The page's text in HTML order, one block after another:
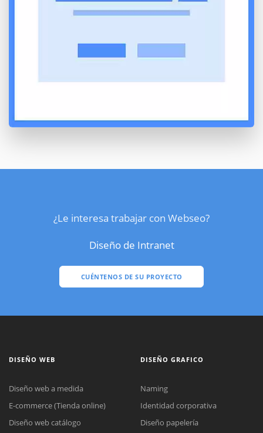
¿Le interesa trabajar con Webseo?
Diseño de Intranet
CUÉNTENOS DE SU PROYECTO
DISEÑO WEB
Diseño web a medida
E-commerce (Tienda online)
Diseño web catálogo
DISEÑO GRAFICO
Naming
Identidad corporativa
Diseño papelería